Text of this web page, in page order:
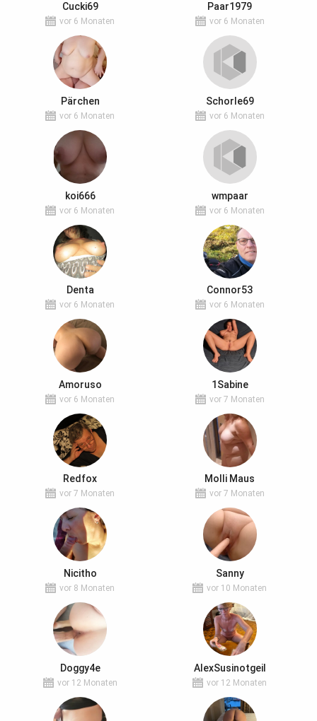
Cucki69
vor 6 Monaten
Paar1979
vor 6 Monaten
Pärchen
vor 6 Monaten
Schorle69
vor 6 Monaten
koi666
vor 6 Monaten
wmpaar
vor 6 Monaten
Denta
vor 6 Monaten
Connor53
vor 6 Monaten
Amoruso
vor 6 Monaten
1Sabine
vor 7 Monaten
Redfox
vor 7 Monaten
Molli Maus
vor 7 Monaten
Nicitho
vor 8 Monaten
Sanny
vor 10 Monaten
Doggy4e
vor 12 Monaten
AlexSusinotgeil
vor 12 Monaten